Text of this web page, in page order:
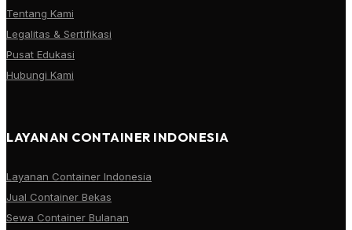
Tentang Kami
Legalitas & Sertifikasi
Pusat Edukasi
Hubungi Kami
LAYANAN CONTAINER INDONESIA
Layanan Container Indonesia
Jual Container Bekas
Sewa Container Bulanan